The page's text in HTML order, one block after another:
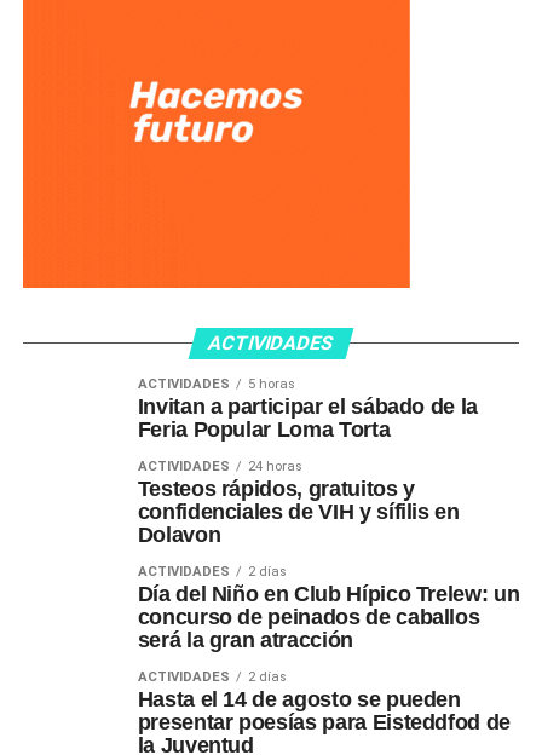
ACTIVIDADES
ACTIVIDADES 5 horas
Invitan a participar el sábado de la
Feria Popular Loma Torta
ACTIVIDADES 24 horas
Testeos rápidos, gratuitos y
confidenciales de VIH y sífilis en
Dolavon
ACTIVIDADES 2 días
Día del Niño en Club Hípico Trelew: un
concurso de peinados de caballos
será la gran atracción
ACTIVIDADES 2 días
Hasta el 14 de agosto se pueden
presentar poesías para Eisteddfod de
la Juventud